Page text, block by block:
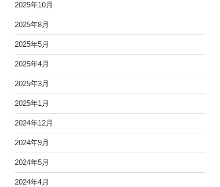
2025年10月
2025年8月
2025年5月
2025年4月
2025年3月
2025年1月
2024年12月
2024年9月
2024年5月
2024年4月